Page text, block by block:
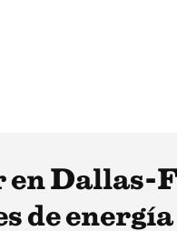
en Dallas-
de energía